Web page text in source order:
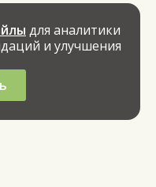
для аналитики
и улучшения